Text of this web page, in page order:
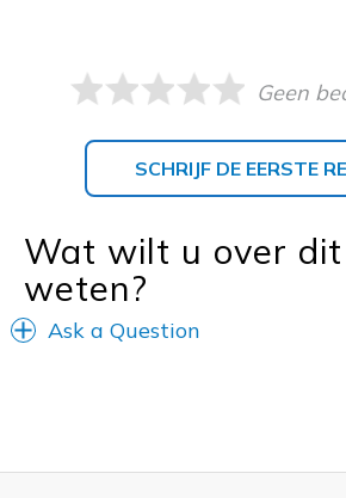
Geen
SCHRIJF DE EERSTE
Wat wilt u over
weten?
Ask a Question